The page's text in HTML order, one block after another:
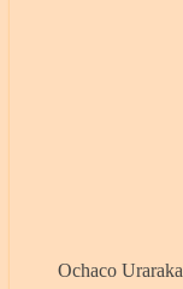
Ochaco Uraraka